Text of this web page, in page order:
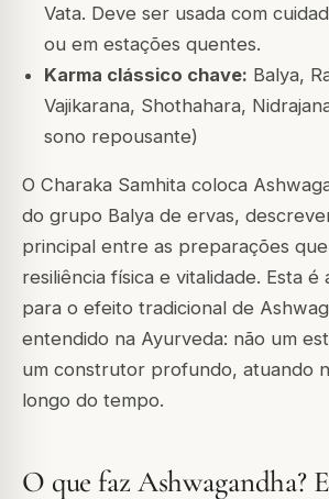
Vata. Deve ser usada com
ou em estações quentes.
Karma clássico chave: Balya,
Vajikarana, Shothahara,
sono repousante)
O Charaka Samhita coloca
do grupo Balya de ervas,
principal entre as preparações
resiliência física e vitalidade. Esta é
para o efeito tradicional de
entendido na Ayurveda: não um
um construtor profundo, atuando
longo do tempo.
O que faz Ashwagandha?